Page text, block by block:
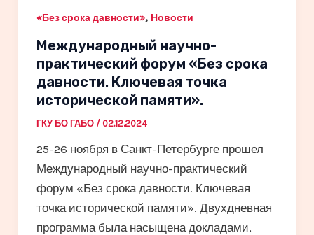
«Без срока давности», Новости
Международный научно-
практический форум «Без срока
давности. Ключевая точка
исторической памяти».
ГКУ БО ГАБО / 02.12.2024
25-26 ноября в Санкт-Петербурге прошел
Международный научно-практический
форум «Без срока давности. Ключевая
точка исторической памяти». Двухдневная
программа была насыщена докладами,